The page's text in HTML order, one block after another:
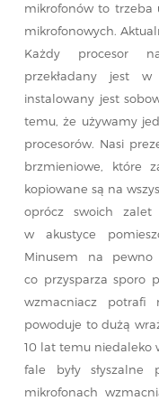
mikrofonów to trzeba
mikrofonowych.
Każdy procesor
przekładany jest
instalowany jest
temu, że używamy
procesorów. Nasi
brzmieniowe, które
kopiowane są na
oprócz swoich
w akustyce
Minusem na pewno
co przysparza sporo
wzmacniacz potrafi
powoduje to dużą
10 lat temu niedaleko
fale były słyszalne
mikrofonach